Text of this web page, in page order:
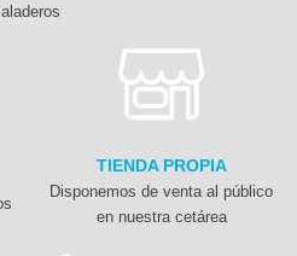
TIENDA PROPIA
Disponemos de venta al público
en nuestra cetárea